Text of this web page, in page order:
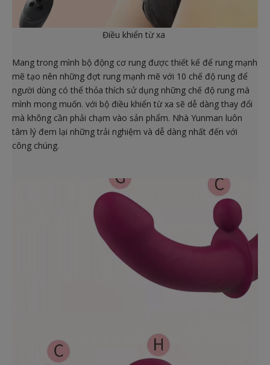
Điều khiển từ xa
Mang trong mình bộ động cơ rung được thiết kế để rung mạnh
mẽ tạo nên những đợt rung mạnh mẽ với 10 chế độ rung để
người dùng có thể thỏa thích sử dụng những chế độ rung mà
mình mong muốn. với bộ điều khiển từ xa sẽ dễ dàng thay đổi
mà không cần phải chạm vào sản phẩm. Nhà Yunman luôn
tâm lý đem lại những trải nghiệm và dễ dàng nhất đến với
công chúng.